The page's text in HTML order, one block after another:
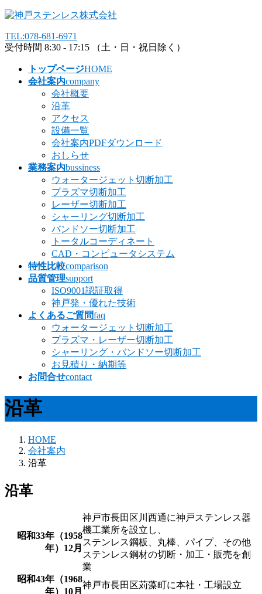
コ
テ
ン
ナ
ゲ
ー
TEL:078-681-6971
受付時間 8:30 - 17:15 （土・日・祝日除く）
トップページHOME
会社案内company
会社概要
沿革
アクセス
設備一覧
会社案内PDFダウンロード
おしらせ
業務案内bussiness
ウォータージェット切断加工
プラズマ切断加工
レーザー切断加工
シャーリング切断加工
バンドソー切断加工
トータルコーディネート
CAD・コンピュータシステム
特性比較comparison
品質管理support
ISO9001認証取得
神戸発・優れた技術
よくあるご質問faq
ウォータージェット切断加工
プラズマ・レーザー切断加工
シャーリング・バンドソー切断加工
お見積り・納期等
お問合せcontact
沿革
HOME
会社案内
沿革
沿革
昭和33年（1958
年）12月
神戸市長田区川西通に神戸ステンレス器
機工業所を設立し、
ステンレス鋼板、丸棒、パイプ、その他
ステンレス鋼材の切断・加工・販売を創
業
昭和43年（1968
年）10月
神戸市長田区苅藻町に本社・工場設立